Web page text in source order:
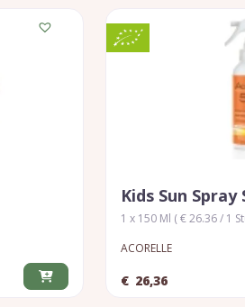
Kids Sun Spray
1 x 150 Ml ( € 26.36 / 1
ACORELLE
€ 26,36